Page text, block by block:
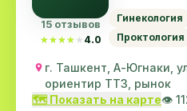
15 отзывов
★★★★★
★★★★★ 4.0
Гинекология
Проктология
г. Ташкент, А-Югнаки,
ориентир ТТЗ, рынок
🗺️ Показать на карте👁️